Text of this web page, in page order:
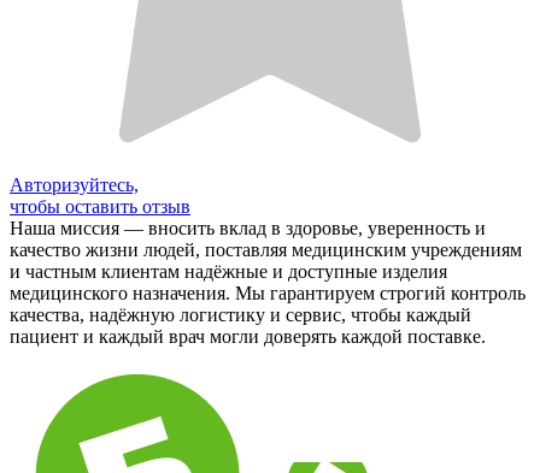
Авторизуйтесь,
чтобы оставить отзыв
Наша миссия — вносить вклад в здоровье, уверенность и
качество жизни людей, поставляя медицинским учреждениям
и частным клиентам надёжные и доступные изделия
медицинского назначения. Мы гарантируем строгий контроль
качества, надёжную логистику и сервис, чтобы каждый
пациент и каждый врач могли доверять каждой поставке.